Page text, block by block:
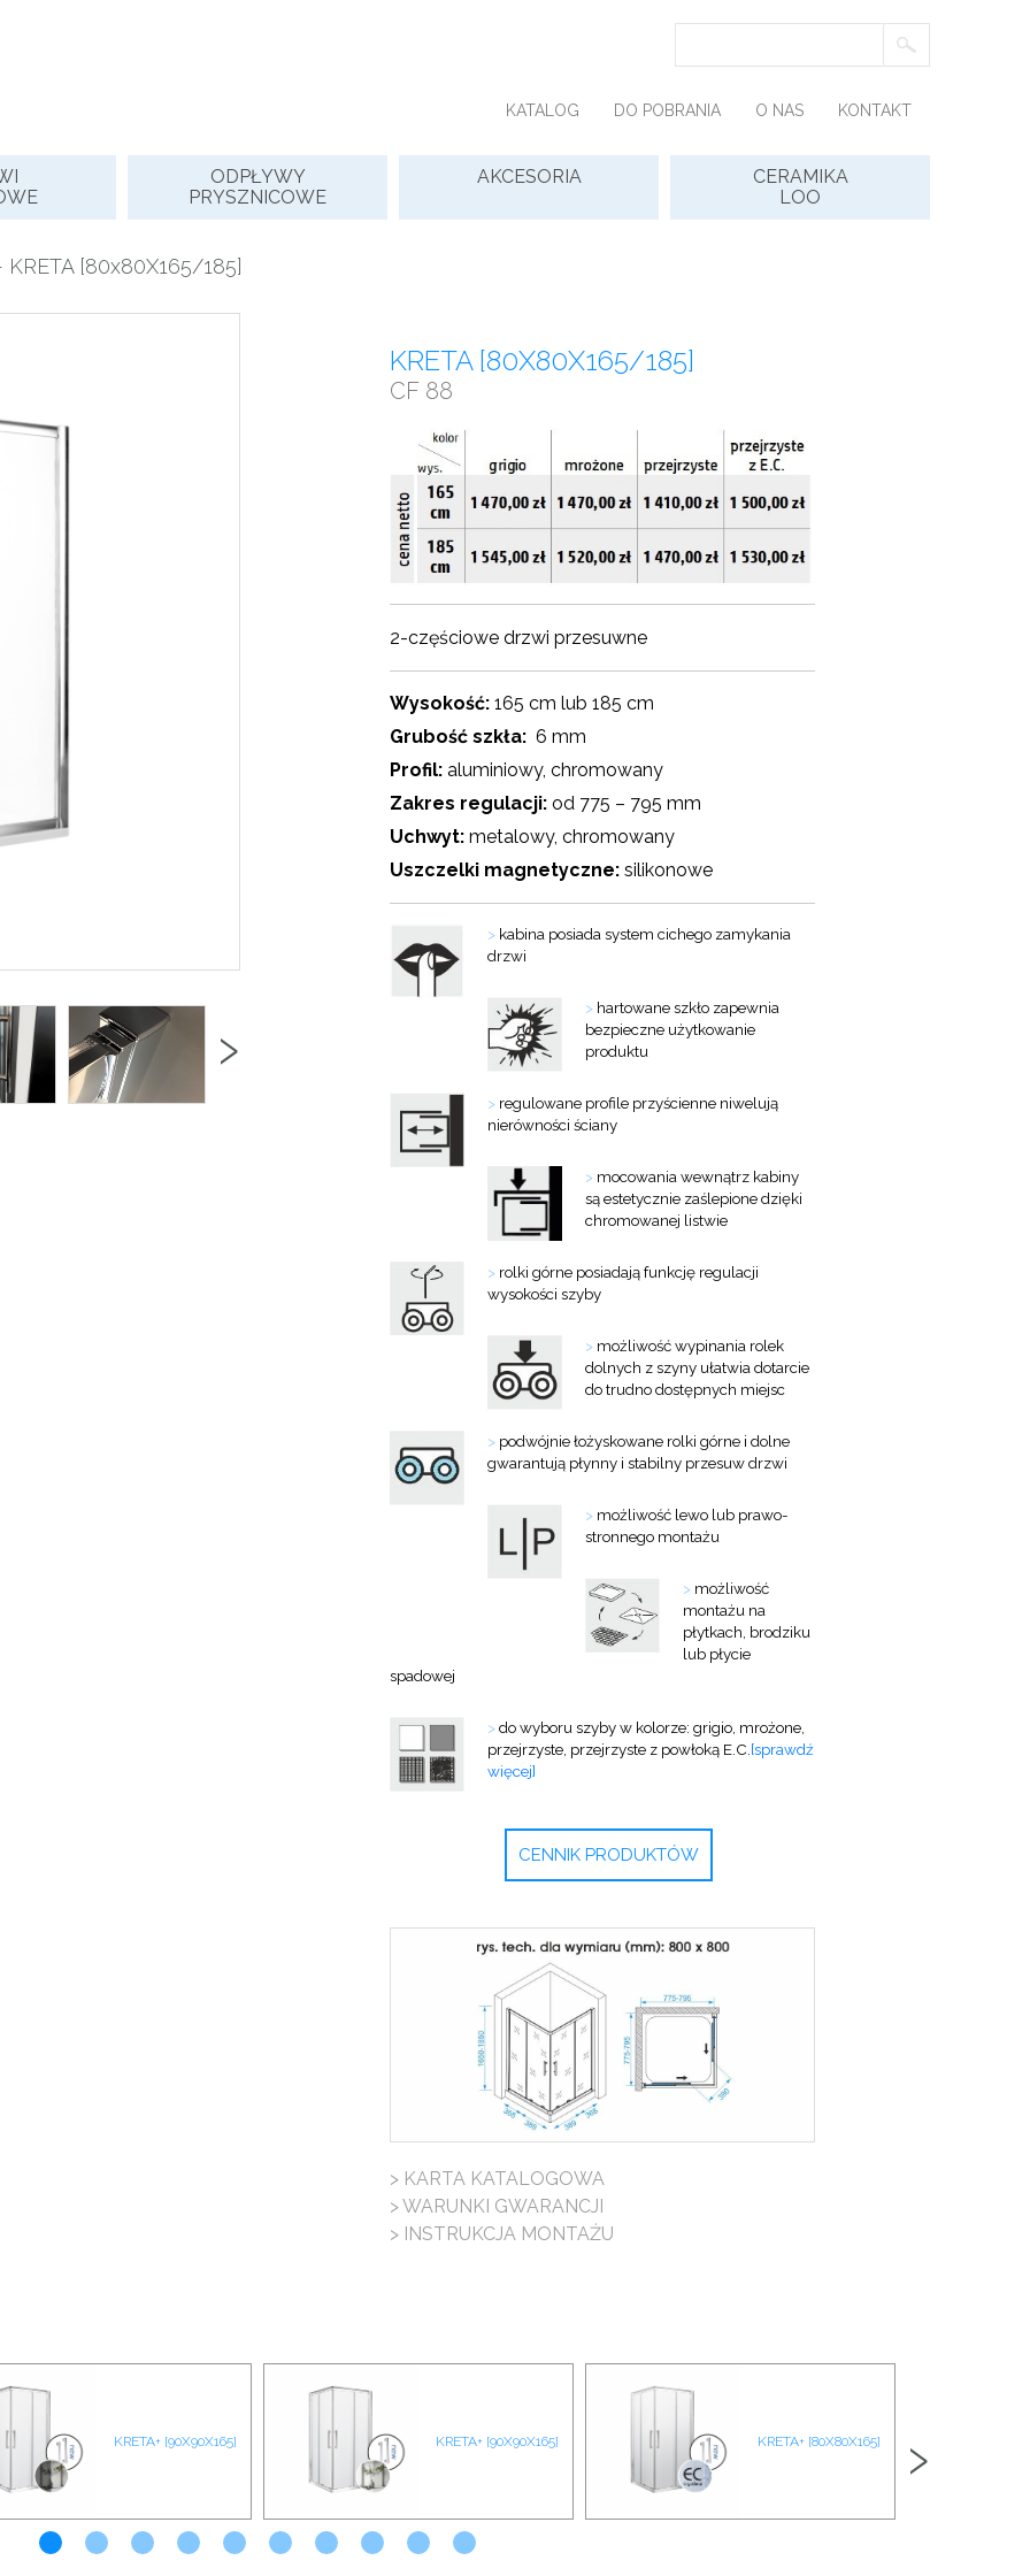
KATALOG DO POBRANIA O NAS KONTAKT
ODPŁYWY
PRYSZNICOWE
AKCESORIA
CERAMIKA
LOO
[80x80X165/185]
›
KRETA [80X80X165/185]
CF 88
2-częściowe drzwi przesuwne
Wysokość: 165 cm lub 185 cm
Grubość szkła: 6 mm
Profil: aluminiowy, chromowany
Zakres regulacji: od 775 – 795 mm
Uchwyt: metalowy, chromowany
Uszczelki magnetyczne: silikonowe
> kabina posiada system cichego zamykania
drzwi
> hartowane szkło zapewnia
bezpieczne użytkowanie
produktu
> regulowane profile przyścienne niwelują
nierówności ściany
> mocowania wewnątrz kabiny
są estetycznie zaślepione dzięki
chromowanej listwie
> rolki górne posiadają funkcję regulacji
wysokości szyby
> możliwość wypinania rolek
dolnych z szyny ułatwia dotarcie
do trudno dostępnych miejsc
> podwójnie łożyskowane rolki górne i dolne
gwarantują płynny i stabilny przesuw drzwi
> możliwość lewo lub prawo-
stronnego montażu
> możliwość
montażu na
płytkach, brodziku
lub płycie
spadowej
>do wyboru szyby w kolorze: grigio, mrożone,
przejrzyste, przejrzyste z powłoką E.C. [sprawdź
więcej]
CENNIK PRODUKTÓW
> KARTA KATALOGOWA
> WARUNKI GWARANCJI
> INSTRUKCJA MONTAŻU
KRETA+ [90X90X165] KRETA+ [90X90X165] KRETA+ [80X80X165] ›